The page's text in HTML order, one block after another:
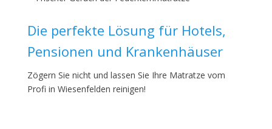
Die perfekte Lösung für Hotels,
Pensionen und Krankenhäuser
Zögern Sie nicht und lassen Sie Ihre Matratze vom
Profi in Wiesenfelden reinigen!